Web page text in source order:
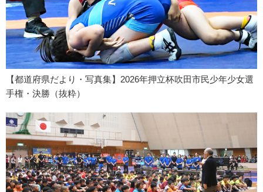
【都道府県だより・写真集】2026年押立杯吹田市民少年少女選
手権・決勝（抜粋）